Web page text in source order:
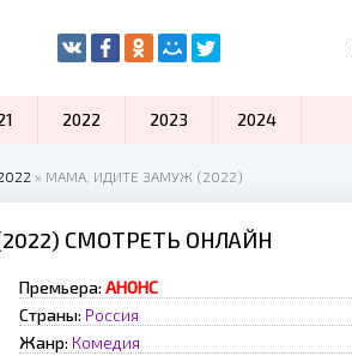
» МАМА, ИДИТЕ ЗАМУЖ (2022)
СМОТРЕТЬ ОНЛАЙН
Премьера: АНОНС
Страны: Россия
Жанр: Комедия
2022 2023 2024